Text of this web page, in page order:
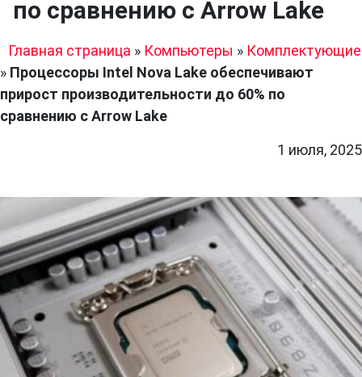
по сравнению с Arrow Lake
Главная страница » Компьютеры » Комплектующие
» Процессоры Intel Nova Lake обеспечивают
прирост производительности до 60% по
сравнению с Arrow Lake
1 июля, 2025